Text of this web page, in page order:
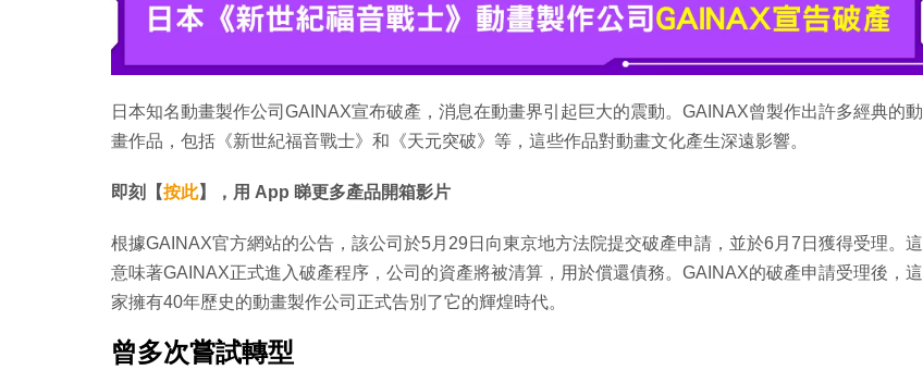
日本知名動畫製作公司GAINAX宣布破產，消息在動畫界引起巨大的震動。GAINAX曾製作出許多經典的動
畫作品，包括《新世紀福音戰士》和《天元突破》等，這些作品對動畫文化產生深遠影響。
即刻【按此】，用 App 睇更多產品開箱影片
根據GAINAX官方網站的公告，該公司於5月29日向東京地方法院提交破產申請，並於6月7日獲得受理。這
意味著GAINAX正式進入破產程序，公司的資產將被清算，用於償還債務。GAINAX的破產申請受理後，這
家擁有40年歷史的動畫製作公司正式告別了它的輝煌時代。
曾多次嘗試轉型